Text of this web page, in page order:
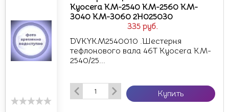
335 руб.
Kyocera KM-2540 KM-2560 KM-
3040 KM-3060 2H025030
DVKYKM2540010 .Шестерня
тефлонового вала 46T Kyocera KM-
2540/25...
Купить